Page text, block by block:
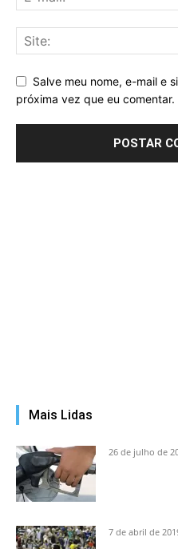
Salve meu nome, e-mail e
próxima vez que eu comentar.
Mais Lidas
26 de julho de
7 de abril de